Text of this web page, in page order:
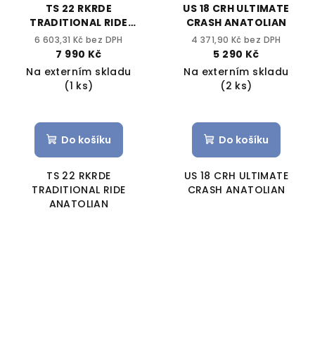
TS 22 RKRDE
TRADITIONAL RIDE
ANATOLIAN
6 603,31 Kč bez DPH
7 990 Kč
Na externím skladu
(1 ks)
Do košíku
TS 22 RKRDE
TRADITIONAL RIDE
ANATOLIAN
US 18 CRH ULTIMATE
CRASH ANATOLIAN
4 371,90 Kč bez DPH
5 290 Kč
Na externím skladu
(2 ks)
Do košíku
US 18 CRH ULTIMATE
CRASH ANATOLIAN